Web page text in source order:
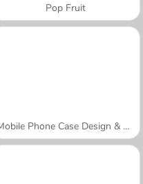
Pop Fruit
Mobile Phone Case Design & DIY